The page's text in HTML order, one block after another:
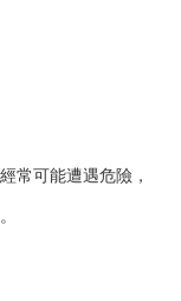
常可能遭遇危險，